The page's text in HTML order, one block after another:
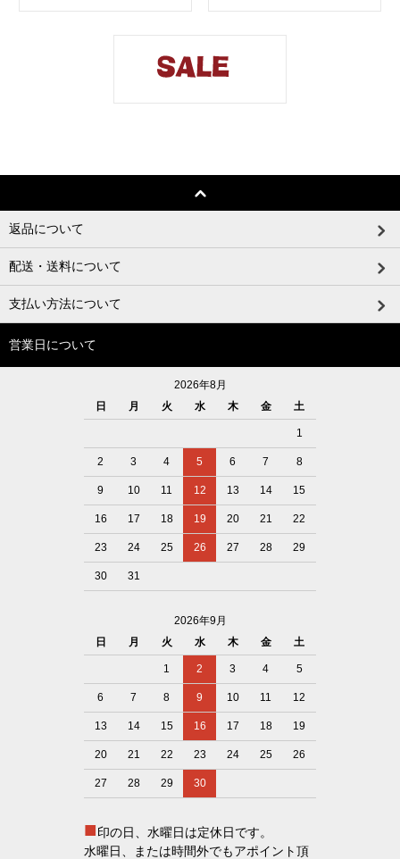
返品について
配送・送料について
支払い方法について
営業日について
2026年8月
日
月 火 水 木 金 土
1
2 3 4 5 6 7 8
9 10 11 12 13 14 15
16 17 18 19 20 21 22
23 24 25 26 27 28 29
30 31
2026年9月
日
月 火 水 木 金 土
1 2 3 4 5
6 7 8 9 10 11 12
13 14 15 16 17 18 19
20 21 22 23 24 25 26
27 28 29 30
■印の日、水曜日は定休日です。
水曜日、または時間外でもアポイント頂